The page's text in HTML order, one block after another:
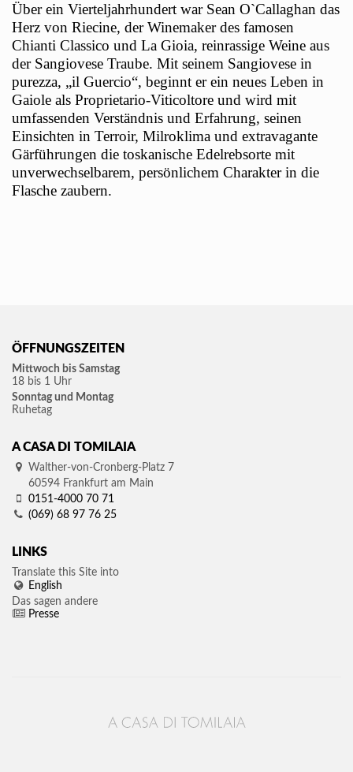
Über ein Vierteljahrhundert war Sean O`Callaghan das
Herz von Riecine, der Winemaker des famosen
Chianti Classico und La Gioia, reinrassige Weine aus
der Sangiovese Traube. Mit seinem Sangiovese in
purezza, „il Guercio“, beginnt er ein neues Leben in
Gaiole als Proprietario-Viticoltore und wird mit
umfassenden Verständnis und Erfahrung, seinen
Einsichten in Terroir, Milroklima und extravagante
Gärführungen die toskanische Edelrebsorte mit
unverwechselbarem, persönlichem Charakter in die
Flasche zaubern.
ÖFFNUNGSZEITEN
Mittwoch bis Samstag
18 bis 1 Uhr
Sonntag und Montag
Ruhetag
A CASA DI TOMILAIA
Walther-von-Cronberg-Platz 7
60594 Frankfurt am Main
0151-4000 70 71
(069) 68 97 76 25
LINKS
Translate this Site into
English
Das sagen andere
Presse